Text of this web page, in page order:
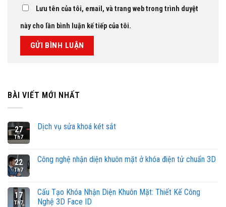
Lưu tên của tôi, email, và trang web trong trình duyệt
này cho lần bình luận kế tiếp của tôi.
BÀI VIẾT MỚI NHẤT
27
Th7
Dịch vụ sửa khoá két sắt
22
Th7
Công nghệ nhận diện khuôn mặt ở khóa điện tử chuẩn 3D
17
Th7
Cấu Tạo Khóa Nhận Diện Khuôn Mặt: Thiết Kế Công
Nghệ 3D Face ID